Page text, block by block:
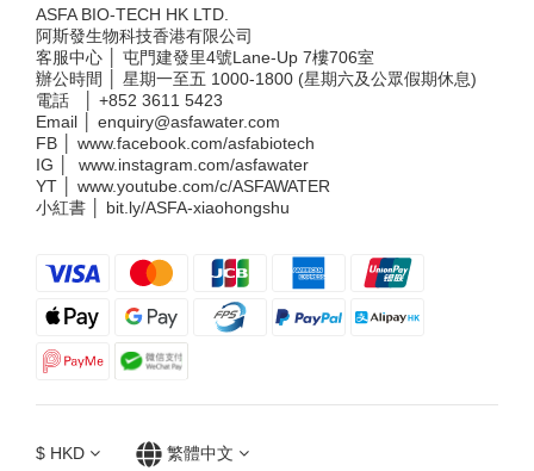
ASFA BIO-TECH HK LTD.
阿斯發生物科技香港有限公司
客服中心 │ 屯門建發里4號Lane-Up 7樓706室
辦公時間 │ 星期一至五 1000-1800 (星期六及公眾假期休息)
電話 │ +852 3611 5423
Email │ enquiry@asfawater.com
FB │ www.facebook.com/asfabiotech
IG │ www.instagram.com/asfawater
YT │ www.youtube.com/c/ASFAWATER
小紅書 │ bit.ly/ASFA-xiaohongshu
$ HKD 繁體中文